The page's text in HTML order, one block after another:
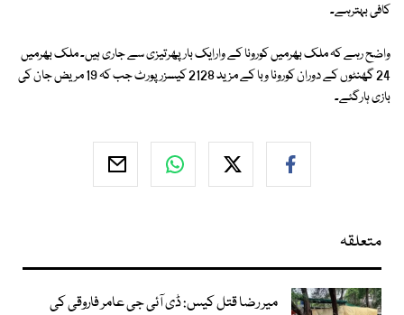
کافی بہترہے۔
واضح رہے کہ ملک بھرمیں کورونا کے وارایک بارپھرتیزی سے جاری ہیں۔ ملک بھرمیں
24 گھنٹوں کے دوران کورونا وبا کے مزید 2128 کیسزرپورٹ جب کہ 19 مریض جان کی
بازی ہارگئے۔
متعلقہ
میر رضا قتل کیس: ڈی آئی جی عامر فاروقی کی